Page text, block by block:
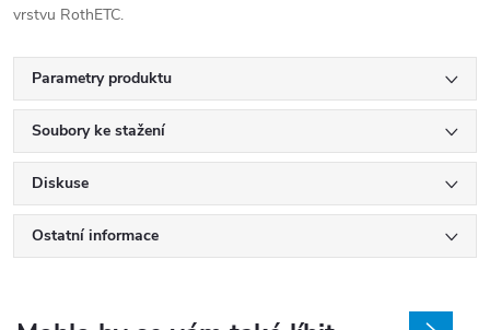
vrstvu RothETC.
Parametry produktu
Soubory ke stažení
Diskuse
Ostatní informace